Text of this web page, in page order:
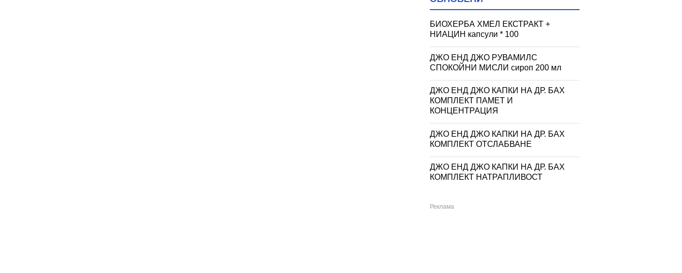
БИОХЕРБА ХМЕЛ ЕКСТРАКТ +
НИАЦИН капсули * 100
ДЖО ЕНД ДЖО РУВАМИЛС
СПОКОЙНИ МИСЛИ сироп 200 мл
ДЖО ЕНД ДЖО КАПКИ НА ДР. БАХ
КОМПЛЕКТ ПАМЕТ И
КОНЦЕНТРАЦИЯ
ДЖО ЕНД ДЖО КАПКИ НА ДР. БАХ
КОМПЛЕКТ ОТСЛАБВАНЕ
ДЖО ЕНД ДЖО КАПКИ НА ДР. БАХ
КОМПЛЕКТ НАТРАПЛИВОСТ